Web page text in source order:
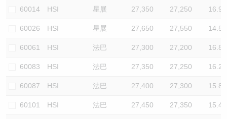
60014 HSI 星展 27,350 27,250 16.9
60026 HSI 星展 27,650 27,550 14.5
60061 HSI 法巴 27,300 27,200 16.8
60083 HSI 法巴 27,350 27,250 16.2
60087 HSI 法巴 27,400 27,300 15.8
60101 HSI 法巴 27,450 27,350 15.4